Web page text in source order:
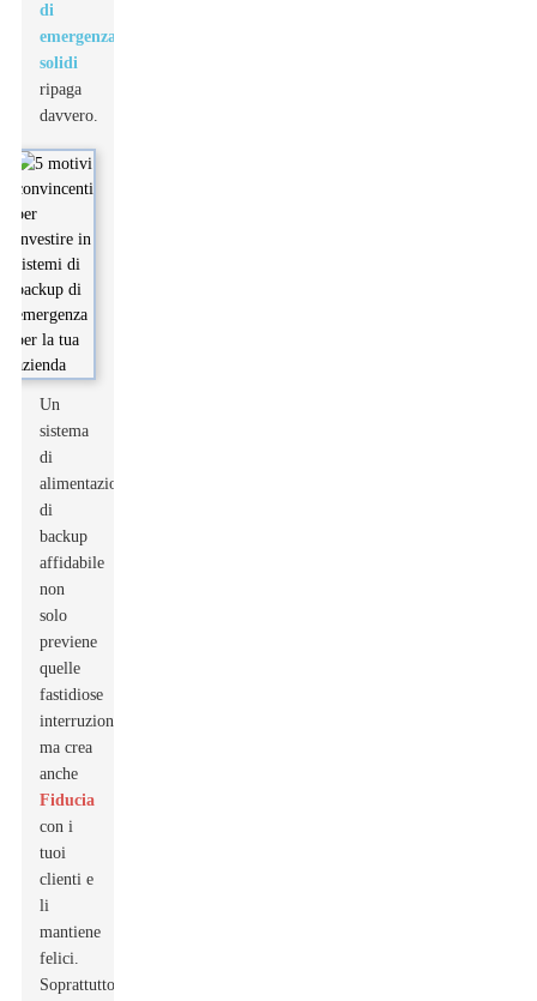
di
emergenza
solidi
ripaga
davvero.
Un
sistema
di
alimentazione
di
backup
affidabile
non
solo
previene
quelle
fastidiose
interruzioni,
ma crea
anche
Fiducia
con i
tuoi
clienti e
li
mantiene
felici.
Soprattutto